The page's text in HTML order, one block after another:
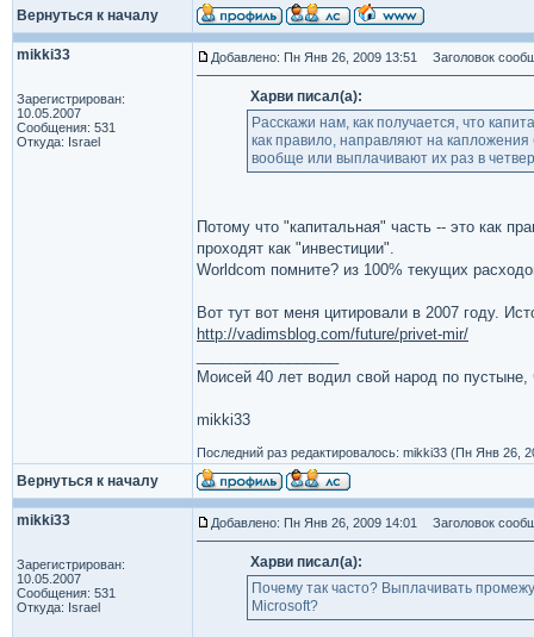
Вернуться к началу
mikki33
Зарегистрирован:
10.05.2007
Сообщения: 531
Откуда: Israel
Добавлено: Пн Янв 26, 2009 13:51 Заголовок
Харви писал(а):
Расскажи нам, как получается, что
как правило, направляют на
вообще или выплачивают их раз в
Потому что "капитальная" часть -- это как
проходят как "инвестиции".
Worldcom помните? из 100% текущих
Вот тут вот меня цитировали в 2007 году.
http://vadimsblog.com/future/privet-mir/
Моисей 40 лет водил свой народ по
mikki33
Последний раз редактировалось: mikki33 (Пн Янв 26,
Вернуться к началу
mikki33
Зарегистрирован:
10.05.2007
Сообщения: 531
Откуда: Israel
Добавлено: Пн Янв 26, 2009 14:01 Заголовок
Харви писал(а):
Почему так часто? Выплачивать
Microsoft?